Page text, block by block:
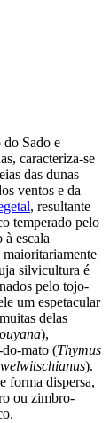
Sado e
caracteriza-se
das dunas
ventos e da
, resultante
temperado pelo
à escala
maioritariamente
silvicultura é
pelo tojo-
um espetacular
delas
),
mato (Thymus
welwitschianus).
forma dispersa,
ou zimbro-